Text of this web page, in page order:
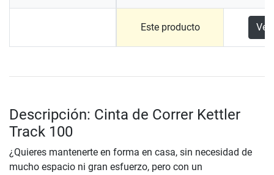
Este producto Ver
Descripción: Cinta de Correr Kettler
Track 100
¿Quieres mantenerte en forma en casa, sin necesidad de
mucho espacio ni gran esfuerzo, pero con un